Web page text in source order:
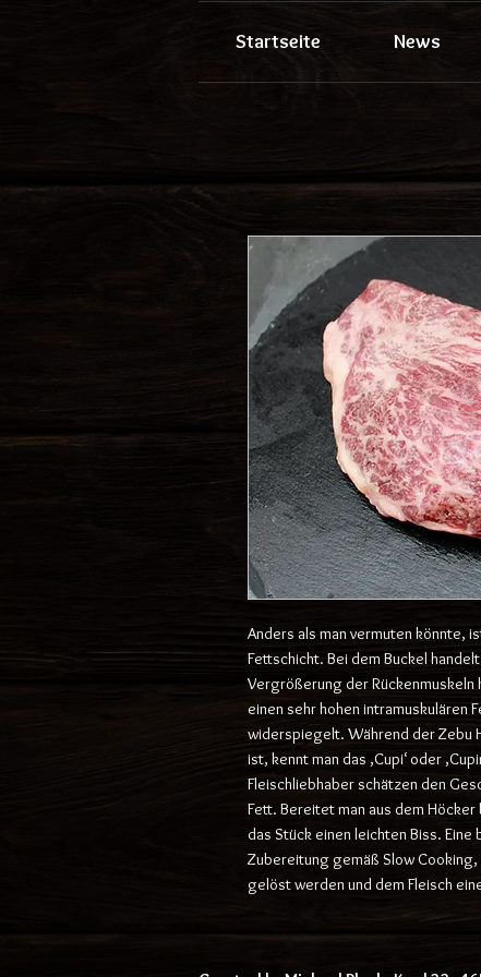
Startseite News
Anders als man vermuten könnte,
Fettschicht. Bei dem Buckel
Vergrößerung der
einen sehr hohen intramuskulären
widerspiegelt. Während der Zebu
ist, kennt man das ‚Cupi‘ oder
Fleischliebhaber schätzen den
Fett. Bereitet man aus dem
das Stück einen leichten Biss.
Zubereitung gemäß Slow
gelöst werden und dem Fleisch